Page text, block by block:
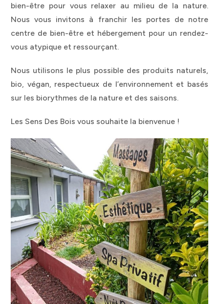
bien-être pour vous relaxer au milieu de la nature.
Nous vous invitons à franchir les portes de notre
centre de bien-être et hébergement pour un rendez-
vous atypique et ressourçant.
Nous utilisons le plus possible des produits naturels,
bio, végan, respectueux de l’environnement et basés
sur les biorythmes de la nature et des saisons.
Les Sens Des Bois vous souhaite la bienvenue !